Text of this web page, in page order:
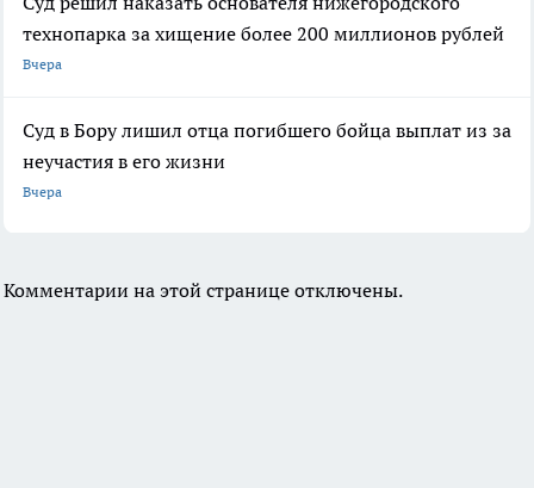
технопарка за хищение более 200 миллионов рублей
Вчера
Суд в Бору лишил отца погибшего бойца выплат из за
неучастия в его жизни
Вчера
Комментарии на этой странице отключены.